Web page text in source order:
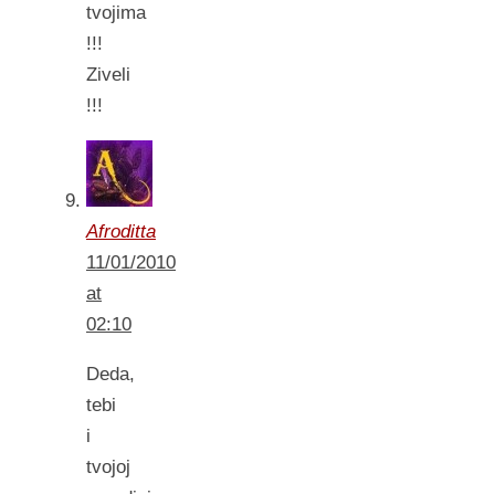
tvojima
!!!
Ziveli
!!!
Afroditta
11/01/2010
at
02:10
Deda,
tebi
i
tvojoj